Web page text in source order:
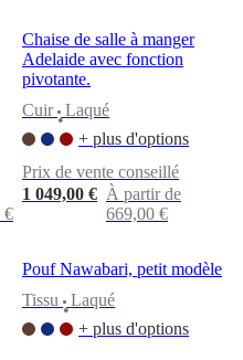
€
Chaise de salle à manger
Adelaide avec fonction
pivotante.
Cuir
•
Laqué
+ plus d'options
Prix de vente conseillé
1 049,00 € À partir de
669,00 €
Pouf Nawabari, petit modèle
Tissu
•
Laqué
+ plus d'options